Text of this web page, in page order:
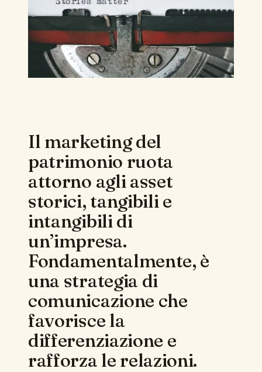
Il marketing del
patrimonio ruota
attorno agli asset
storici, tangibili e
intangibili di
un’impresa.
Fondamentalmente, è
una strategia di
comunicazione che
favorisce la
differenziazione e
rafforza le relazioni.